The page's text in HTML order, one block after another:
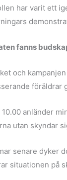
har varit ett
fanns
och
föräldrar
10.00 anländer
utan skyndar
senare dyker
situationen på